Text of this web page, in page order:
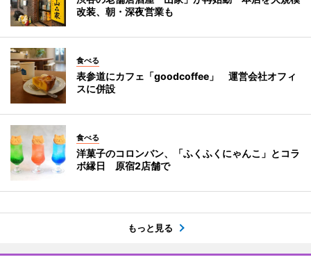
改装、朝・深夜営業も
食べる
表参道にカフェ「goodcoffee」 運営会社オフィ
スに併設
食べる
洋菓子のコロンバン、「ふくふくにゃんこ」とコラ
ボ縁日 原宿2店舗で
もっと見る